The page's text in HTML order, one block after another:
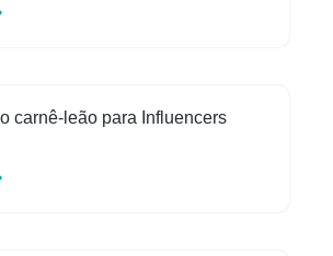
carnê-leão para Influencers